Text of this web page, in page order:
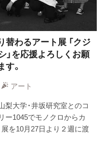
替わるアート展 「クジ
」を応援よろしくお願
す。
アート
梨大学・井坂研究室とのコ
ー1045でモノクロからカ
を10月27日より２週に渡